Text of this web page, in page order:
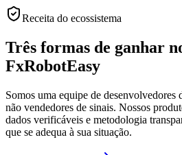
Receita do ecossistema
Três formas de ganhar
FxRobotEasy
Somos uma equipe de
não vendedores de sinais. Nossos
dados verificáveis e metodologia
que se adequa à sua situação.